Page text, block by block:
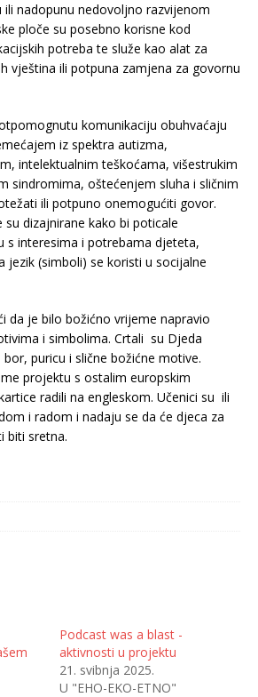
nadopunu nedovoljno razvijenom
ploče su posebno korisne kod
potreba te služe kao alat za
vještina ili potpuna zamjena za govornu
komunikaciju obuhvaćaju
iz spektra autizma,
intelektualnim teškoćama, višestrukim
sindromima, oštećenjem sluha i sličnim
ili potpuno onemogućiti govor.
su dizajnirane kako bi poticale
s interesima i potrebama djeteta,
jezik (simboli) se koristi u socijalne
da je bilo božićno vrijeme napravio
i simbolima. Crtali su Djeda
puricu i slične božićne motive.
projektu s ostalim europskim
radili na engleskom. Učenici su ili
i radom i nadaju se da će djeca za
biti sretna.
Podcast was a blast -
aktivnosti u projektu
21. svibnja 2025.
U "EHO-EKO-ETNO"